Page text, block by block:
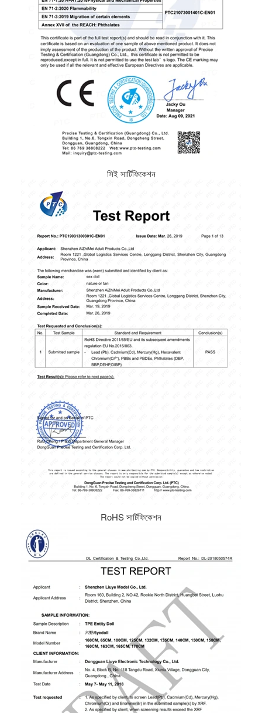
সিই সার্টিফিকেশন
RoHS সার্টিফিকেশন